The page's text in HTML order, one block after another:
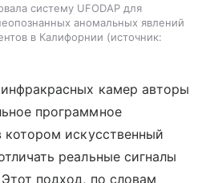
систему UFODAP для
аномальных явлений
в Калифорнии
источник:
камер авторы
программное
котором искусственный
реальные сигналы
подход, по словам